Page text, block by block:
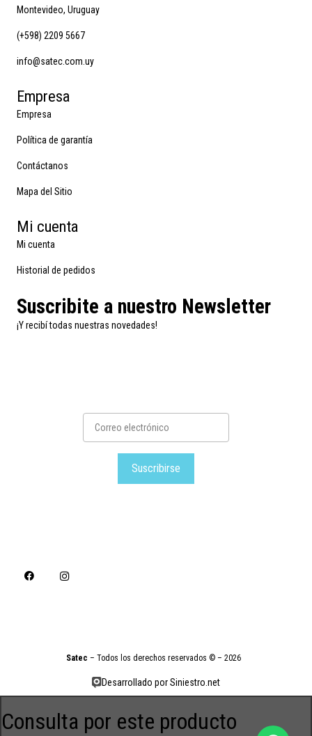
Montevideo, Uruguay
(+598) 2209 5667
info@satec.com.uy
Empresa
Empresa
Política de garantía
Contáctanos
Mapa del Sitio
Mi cuenta
Mi cuenta
Historial de pedidos
Suscribite a nuestro Newsletter
¡Y recibí todas nuestras novedades!
Suscribirse
Satec – Todos los derechos reservados © – 2026
Desarrollado por Siniestro.net
Consulta por este producto